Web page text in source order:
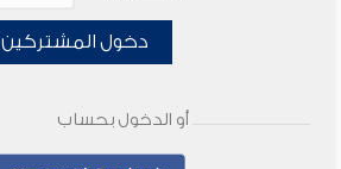
دخول المشتركين
أو الدخول بحساب